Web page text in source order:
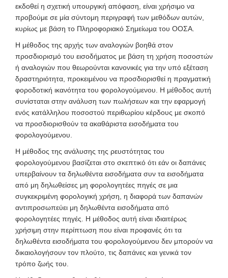
εκδοθεί η σχετική υπουργική απόφαση, είναι χρήσιμο να
προβούμε σε μία σύντομη περιγραφή των μεθόδων αυτών,
κυρίως με βάση το Πληροφοριακό Σημείωμα του ΟΟΣΑ.
Η μέθοδος της αρχής των αναλογιών βοηθά στον
προσδιορισμό του εισοδήματος με βάση τη χρήση ποσοστών
ή αναλογιών που θεωρούνται κανονικές για την υπό εξέταση
δραστηριότητα, προκειμένου να προσδιορισθεί η πραγματική
φοροδοτική ικανότητα του φορολογούμενου. Η μέθοδος αυτή
συνίσταται στην ανάλυση των πωλήσεων και την εφαρμογή
ενός κατάλληλου ποσοστού περιθωρίου κέρδους με σκοπό
να προσδιορισθούν τα ακαθάριστα εισοδήματα του
φορολογούμενου.
Η μέθοδος της ανάλυσης της ρευστότητας του
φορολογούμενου βασίζεται στο σκεπτικό ότι εάν οι δαπάνες
υπερβαίνουν τα δηλωθέντα εισοδήματα συν τα εισοδήματα
από μη δηλωθείσες μη φορολογητέες πηγές σε μια
συγκεκριμένη φορολογική χρήση, η διαφορά των δαπανών
αντιπροσωπεύει μη δηλωθέντα εισοδήματα από
φορολογητέες πηγές. Η μέθοδος αυτή είναι ιδιαιτέρως
χρήσιμη στην περίπτωση που είναι προφανές ότι τα
δηλωθέντα εισοδήματα του φορολογούμενου δεν μπορούν να
δικαιολογήσουν τον πλούτο, τις δαπάνες και γενικά τον
τρόπο ζωής του.